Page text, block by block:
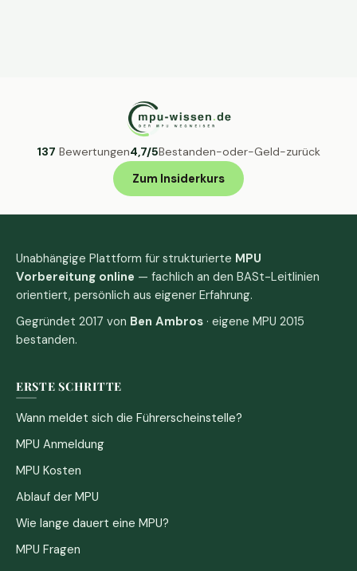
137 Bewertungen4,7/5Bestanden-oder-Geld-zurück
Zum Insiderkurs
Unabhängige Plattform für strukturierte MPU
Vorbereitung online — fachlich an den BASt-Leitlinien
orientiert, persönlich aus eigener Erfahrung.
Gegründet 2017 von Ben Ambros · eigene MPU 2015
bestanden.
ERSTE SCHRITTE
Wann meldet sich die Führerscheinstelle?
MPU Anmeldung
MPU Kosten
Ablauf der MPU
Wie lange dauert eine MPU?
MPU Fragen